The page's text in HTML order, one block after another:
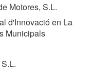
Motores, S.L.
d'Innovació en La
Municipals